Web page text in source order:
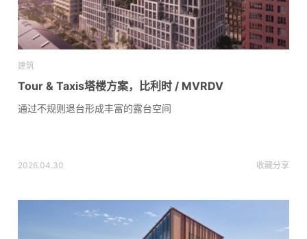
建筑
Tour & Taxis塔楼方案，比利时 / MVRDV
通过不规则退台形成丰富的露台空间
2026.04.30 收藏分享